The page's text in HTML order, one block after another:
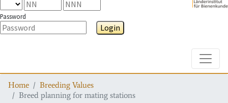
Password
Login
Home
Breeding Values
Breed planning for mating stations